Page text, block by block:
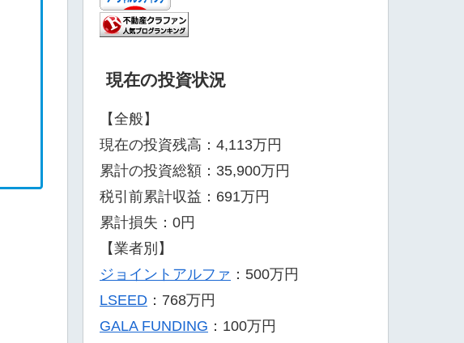
現在の投資状況
【全般】
現在の投資残高：4,113万円
累計の投資総額：35,900万円
税引前累計収益：691万円
累計損失：0円
【業者別】
ジョイントアルファ ：500万円
LSEED ：768万円
GALA FUNDING ：100万円